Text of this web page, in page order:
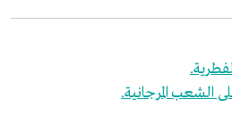
الشعب المرجانية.